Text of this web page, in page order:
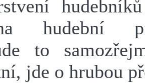
hudební
to
jde o hrubou